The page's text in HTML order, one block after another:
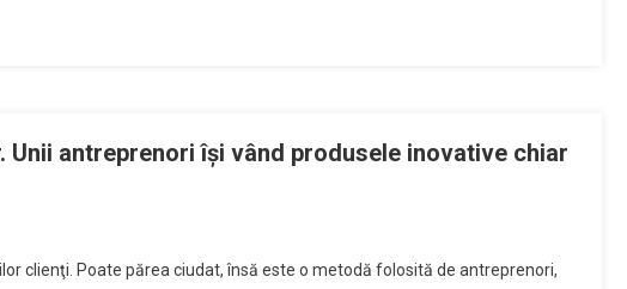
antreprenori își vând produsele inovative chiar
clienţi. Poate părea ciudat, însă este o metodă folosită de antreprenori,